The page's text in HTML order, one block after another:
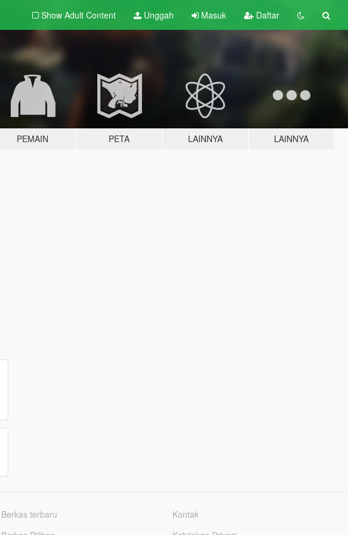
Show Adult Content Unggah Masuk Daftar
PEMAIN PETA LAINNYA LAINNYA
Berkas terbaru
Kontak